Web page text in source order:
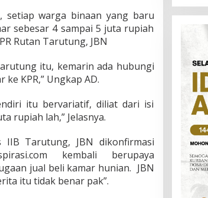
setiap warga binaan yang baru
sebesar 4 sampai 5 juta rupiah
Rutan Tarutung, JBN
itu, kemarin ada hubungi
KPR,” Ungkap AD.
itu bervariatif, diliat dari isi
rupiah lah,” Jelasnya.
IIB Tarutung, JBN dikonfirmasi
kembali berupaya
jual beli kamar hunian. JBN
itu tidak benar pak”.